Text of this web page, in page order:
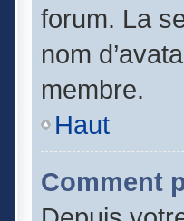
forum. La
nom
membre.
Haut
Comment